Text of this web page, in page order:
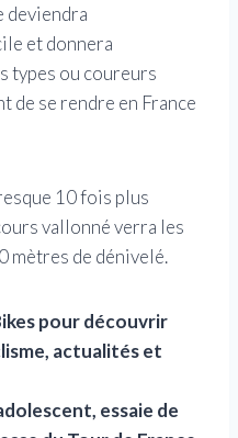
deviendra
et donnera
types ou coureurs
de se rendre en France
10 fois plus
vallonné verra les
mètres de dénivelé.
pour découvrir
actualités et
essaie de